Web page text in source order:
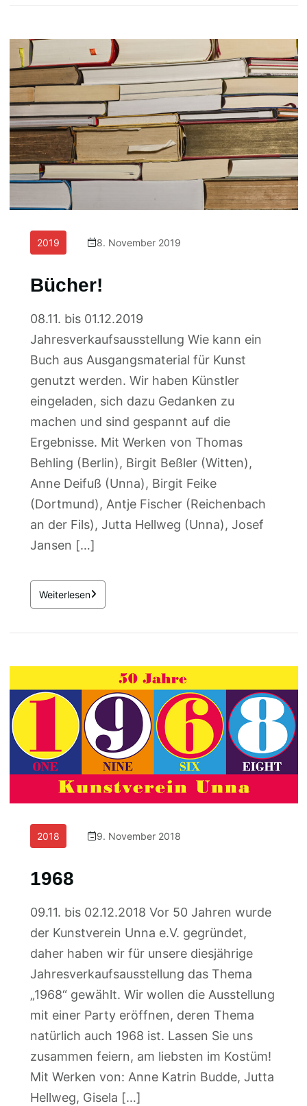
2019 8. November 2019
Bücher!
08.11. bis 01.12.2019
Jahresverkaufsausstellung Wie kann ein
Buch aus Ausgangsmaterial für Kunst
genutzt werden. Wir haben Künstler
eingeladen, sich dazu Gedanken zu
machen und sind gespannt auf die
Ergebnisse. Mit Werken von Thomas
Behling (Berlin), Birgit Beßler (Witten),
Anne Deifuß (Unna), Birgit Feike
(Dortmund), Antje Fischer (Reichenbach
an der Fils), Jutta Hellweg (Unna), Josef
Jansen […]
Weiterlesen
2018 9. November 2018
1968
09.11. bis 02.12.2018 Vor 50 Jahren wurde
der Kunstverein Unna e.V. gegründet,
daher haben wir für unsere diesjährige
Jahresverkaufsausstellung das Thema
„1968“ gewählt. Wir wollen die Ausstellung
mit einer Party eröffnen, deren Thema
natürlich auch 1968 ist. Lassen Sie uns
zusammen feiern, am liebsten im Kostüm!
Mit Werken von: Anne Katrin Budde, Jutta
Hellweg, Gisela […]